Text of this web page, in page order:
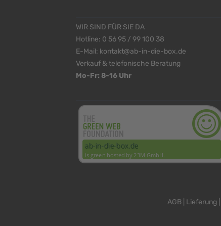
WIR SIND FÜR SIE DA
Hotline: 0 56 95 / 99 100 38
E-Mail: kontakt@ab-in-die-box.de
Verkauf & telefonische Beratung
Mo-Fr: 8-16 Uhr
AGB| Lieferung